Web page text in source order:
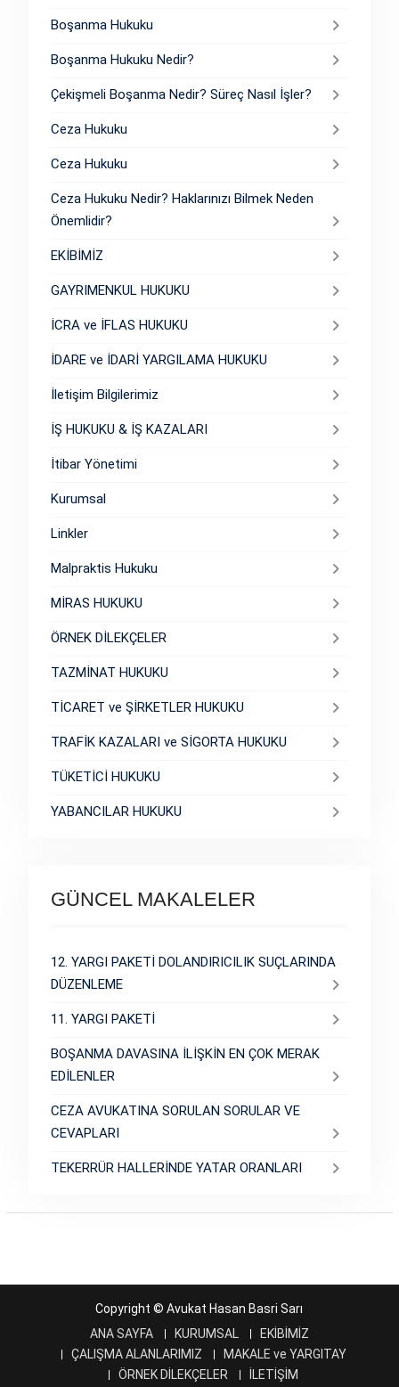
Boşanma Hukuku
Boşanma Hukuku Nedir?
Çekişmeli Boşanma Nedir? Süreç Nasıl İşler?
Ceza Hukuku
Ceza Hukuku
Ceza Hukuku Nedir? Haklarınızı Bilmek Neden
Önemlidir?
EKİBİMİZ
GAYRIMENKUL HUKUKU
İCRA ve İFLAS HUKUKU
İDARE ve İDARİ YARGILAMA HUKUKU
İletişim Bilgilerimiz
İŞ HUKUKU & İŞ KAZALARI
İtibar Yönetimi
Kurumsal
Linkler
Malpraktis Hukuku
MİRAS HUKUKU
ÖRNEK DİLEKÇELER
TAZMİNAT HUKUKU
TİCARET ve ŞİRKETLER HUKUKU
TRAFİK KAZALARI ve SİGORTA HUKUKU
TÜKETİCİ HUKUKU
YABANCILAR HUKUKU
GÜNCEL MAKALELER
12. YARGI PAKETİ DOLANDIRICILIK SUÇLARINDA
DÜZENLEME
11. YARGI PAKETİ
BOŞANMA DAVASINA İLİŞKİN EN ÇOK MERAK
EDİLENLER
CEZA AVUKATINA SORULAN SORULAR VE
CEVAPLARI
TEKERRÜR HALLERİNDE YATAR ORANLARI
Copyright © Avukat Hasan Basri Sarı
ANA SAYFA
KURUMSAL
EKİBİMİZ
ÇALIŞMA ALANLARIMIZ
MAKALE ve YARGITAY
ÖRNEK DİLEKÇELER
İLETİŞİM